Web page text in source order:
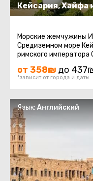
Кейсария, Хайфа
Морские жемчужины
Средиземном море
римского императора
от 358₪ до
*зависит от города и даты
Язык:Английский